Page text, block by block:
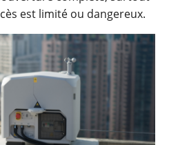
est limité ou dangereux.